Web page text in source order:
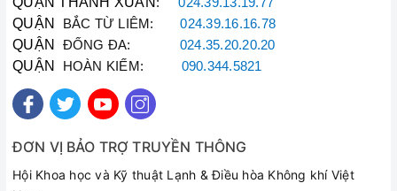
độ bền cao, làm nóng siêu tốc không những có độ bền cao
mà giúp làm nóng nhanh và tiết kiệm đáng kể điện năng tiêu
thụ.
QUẬN BẮC TỪ LIÊM:024.39.16.16.78
QUẬN ĐỐNG ĐA: 024.35.20.20.20
QUẬN HOÀN KIẾM: 090.344.5821
ĐƠN VỊ BẢO TRỢ TRUYỀN THÔNG
Hội Khoa học và Kỹ thuật Lạnh & Điều hòa Không khí Việt